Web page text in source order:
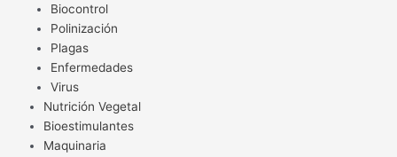
Biocontrol
Polinización
Plagas
Enfermedades
Virus
Nutrición Vegetal
Bioestimulantes
Maquinaria